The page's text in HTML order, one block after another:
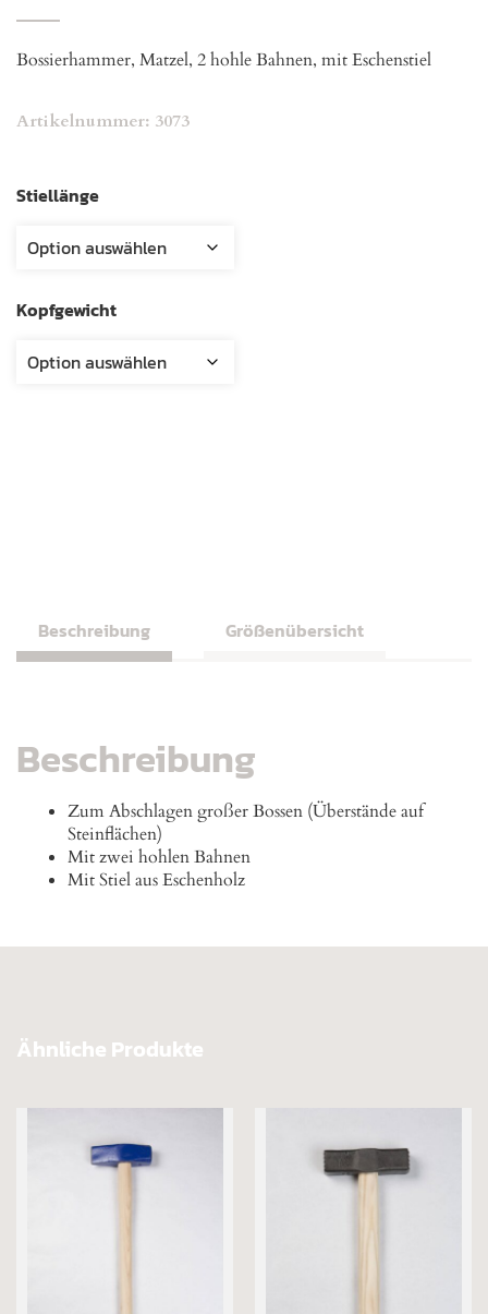
Bossierhammer, Matzel, 2 hohle Bahnen, mit Eschenstiel
Artikelnummer: 3073
Stiellänge
Kopfgewicht
Beschreibung Größenübersicht
Beschreibung
Zum Abschlagen großer Bossen (Überstände auf
Steinflächen)
Mit zwei hohlen Bahnen
Mit Stiel aus Eschenholz
Ähnliche Produkte